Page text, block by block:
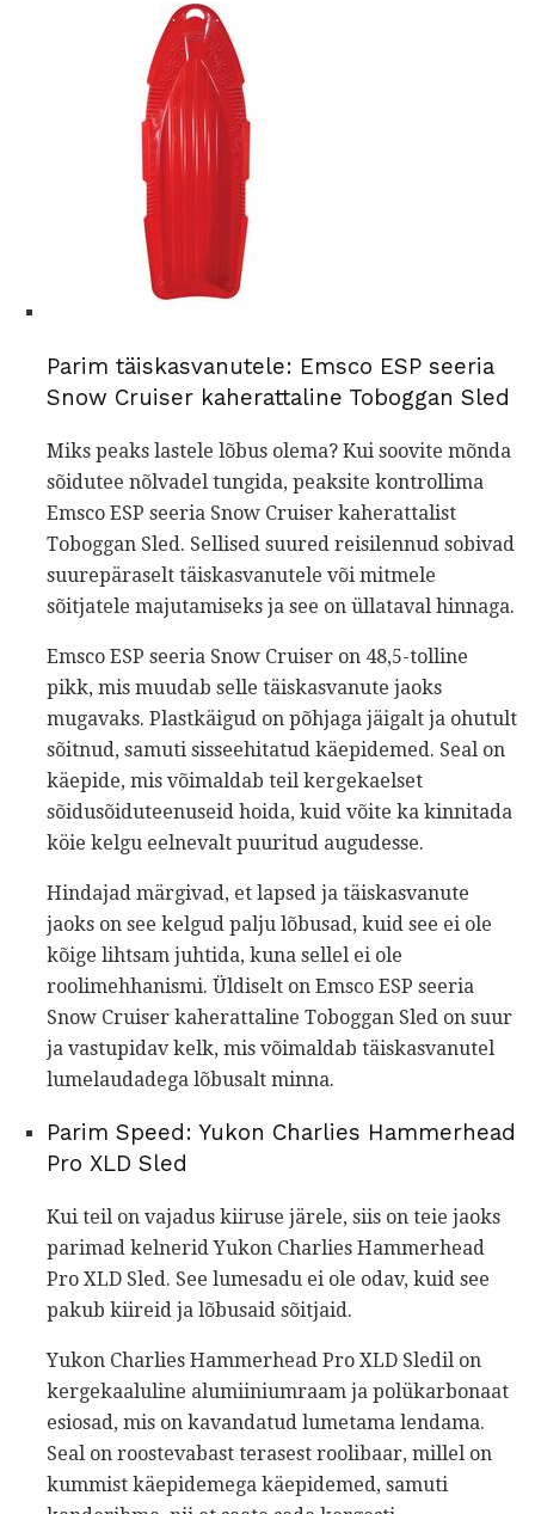
Parim täiskasvanutele: Emsco ESP seeria
Snow Cruiser kaherattaline Toboggan Sled
Miks peaks lastele lõbus olema? Kui soovite mõnda
sõidutee nõlvadel tungida, peaksite kontrollima
Emsco ESP seeria Snow Cruiser kaherattalist
Toboggan Sled. Sellised suured reisilennud sobivad
suurepäraselt täiskasvanutele või mitmele
sõitjatele majutamiseks ja see on üllataval hinnaga.
Emsco ESP seeria Snow Cruiser on 48,5-tolline
pikk, mis muudab selle täiskasvanute jaoks
mugavaks. Plastkäigud on põhjaga jäigalt ja ohutult
sõitnud, samuti sisseehitatud käepidemed. Seal on
käepide, mis võimaldab teil kergekaelset
sõidusõiduteenuseid hoida, kuid võite ka kinnitada
köie kelgu eelnevalt puuritud augudesse.
Hindajad märgivad, et lapsed ja täiskasvanute
jaoks on see kelgud palju lõbusad, kuid see ei ole
kõige lihtsam juhtida, kuna sellel ei ole
roolimehhanismi. Üldiselt on Emsco ESP seeria
Snow Cruiser kaherattaline Toboggan Sled on suur
ja vastupidav kelk, mis võimaldab täiskasvanutel
lumelaudadega lõbusalt minna.
Parim Speed: Yukon Charlies Hammerhead
Pro XLD Sled
Kui teil on vajadus kiiruse järele, siis on teie jaoks
parimad kelnerid Yukon Charlies Hammerhead
Pro XLD Sled. See lumesadu ei ole odav, kuid see
pakub kiireid ja lõbusaid sõitjaid.
Yukon Charlies Hammerhead Pro XLD Sledil on
kergekaaluline alumiiniumraam ja polükarbonaat
esiosad, mis on kavandatud lumetama lendama.
Seal on roostevabast terasest roolibaar, millel on
kummist käepidemega käepidemed, samuti